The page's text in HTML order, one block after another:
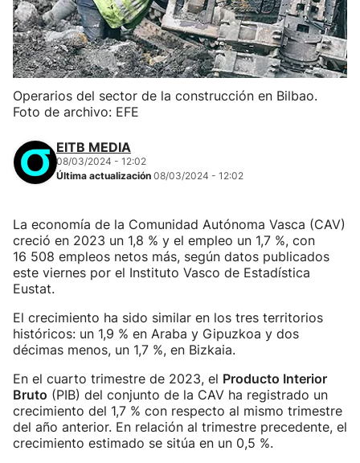
Operarios del sector de la construcción en Bilbao.
Foto de archivo: EFE
EITB MEDIA
08/03/2024 - 12:02
Última actualización 08/03/2024 - 12:02
La economía de la Comunidad Autónoma Vasca (CAV)
creció en 2023 un 1,8 % y el empleo un 1,7 %, con
16 508 empleos netos más, según datos publicados
este viernes por el Instituto Vasco de Estadística
Eustat.
El crecimiento ha sido similar en los tres territorios
históricos: un 1,9 % en Araba y Gipuzkoa y dos
décimas menos, un 1,7 %, en Bizkaia.
En el cuarto trimestre de 2023, el Producto Interior
Bruto (PIB) del conjunto de la CAV ha registrado un
crecimiento del 1,7 % con respecto al mismo trimestre
del año anterior. En relación al trimestre precedente, el
crecimiento estimado se sitúa en un 0,5 %.